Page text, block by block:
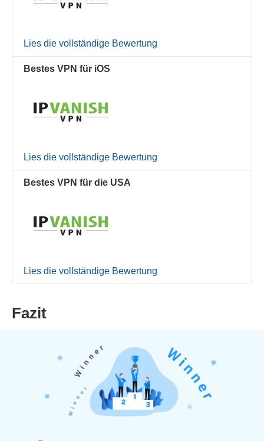
Lies die vollständige Bewertung
Bestes VPN für iOS
Lies die vollständige Bewertung
Bestes VPN für die USA
Lies die vollständige Bewertung
Fazit